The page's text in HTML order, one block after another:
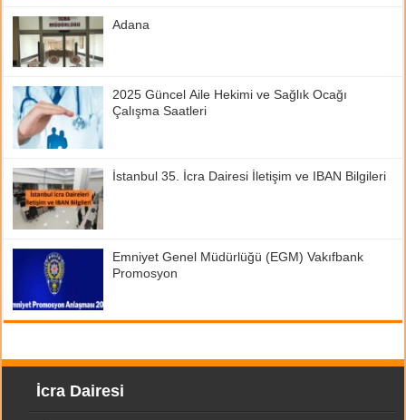
Adana
2025 Güncel Aile Hekimi ve Sağlık Ocağı
Çalışma Saatleri
İstanbul 35. İcra Dairesi İletişim ve IBAN Bilgileri
Emniyet Genel Müdürlüğü (EGM) Vakıfbank
Promosyon
İcra Dairesi